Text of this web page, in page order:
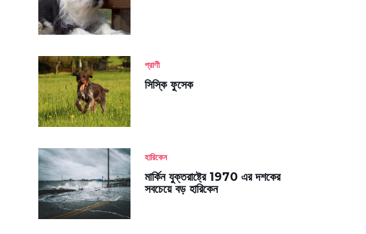
প্রাণী
সিস্কি ফুসেক
হারিকেন
মার্কিন যুক্তরাষ্ট্রে 1970 এর দশকের
সবচেয়ে বড় হারিকেন